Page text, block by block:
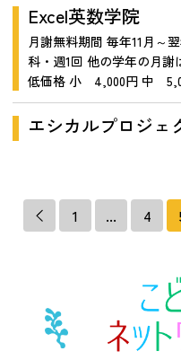
Excel英数学院
月謝無料期間 毎年11月～
科・週1回 他の学年の月謝
低価格 小 4,000円 中
エシカルプロジェ
1 ... 4